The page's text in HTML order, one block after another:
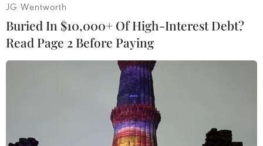
Ôtô lao xuống hồ thủy điện Sơn La khiến
hai người tử vong
JG Wentworth
Buried In $10,000+ Of High-Interest Debt?
Read Page 2 Before Paying